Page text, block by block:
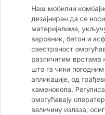
Наш мобилни
дизајниран да се
материјалима,
варовник, бетон и
свестраност
различитим врстама
што га чини
апликације, од
каменокопа.
омогућавају
величину излаза,